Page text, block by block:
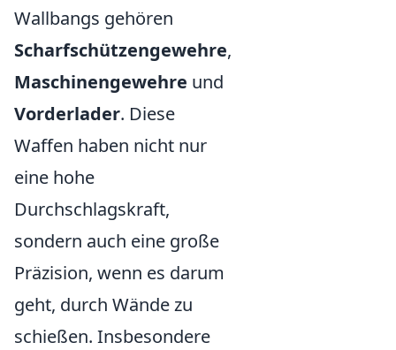
Wallbangs gehören
Scharfschützengewehre,
Maschinengewehre und
Vorderlader. Diese
Waffen haben nicht nur
eine hohe
Durchschlagskraft,
sondern auch eine große
Präzision, wenn es darum
geht, durch Wände zu
schießen. Insbesondere